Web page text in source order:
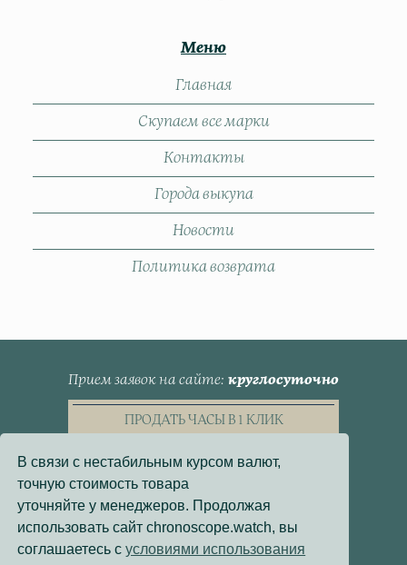
Меню
Главная
Скупаем все марки
Контакты
Города выкупа
Новости
Политика возврата
Прием заявок на сайте круглосуточно
ПРОДАТЬ ЧАСЫ В 1 КЛИК
Пользовательское Соглашение
Политика конфиденциальности
В связи с нестабильным курсом валют,
точную стоимость товара
уточняйте у менеджеров. Продолжая
использовать сайт chronoscope.watch, вы
соглашаетесь сусловиями использования